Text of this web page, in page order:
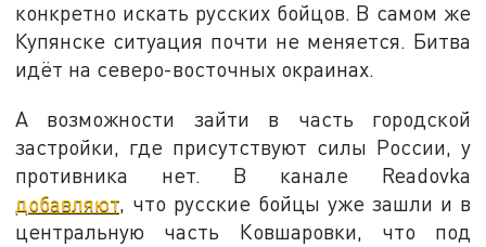
конкретно искать русских бойцов. В самом же
Купянске ситуация почти не меняется. Битва
идёт на северо-восточных окраинах.
А возможности зайти в часть городской
застройки, где присутствуют силы России, у
противника нет. В канале Readovka
добавляют, что русские бойцы уже зашли и в
центральную часть Ковшаровки, что под